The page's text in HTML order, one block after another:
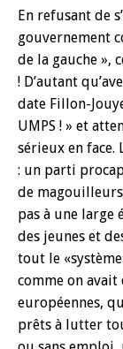
En refusant de
gouvernement
de la gauche »,
! D’autant
date Fillon-
UMPS ! » et
sérieux en face.
: un parti
de
pas à une
des jeunes et
tout le
comme on avait
européennes,
prêts à lutter